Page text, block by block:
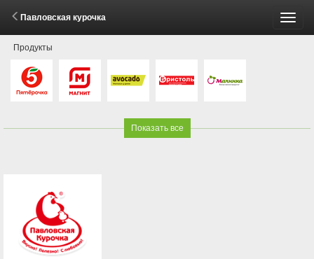
Павловская курочка
Продукты
Показать все